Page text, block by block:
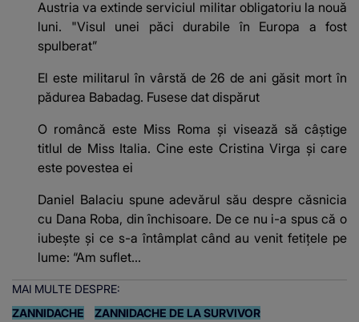
Austria va extinde serviciul militar obligatoriu la nouă
luni. "Visul unei păci durabile în Europa a fost
spulberat”
El este militarul în vârstă de 26 de ani găsit mort în
pădurea Babadag. Fusese dat dispărut
O româncă este Miss Roma și visează să câștige
titlul de Miss Italia. Cine este Cristina Virga și care
este povestea ei
Daniel Balaciu spune adevărul său despre căsnicia
cu Dana Roba, din închisoare. De ce nu i-a spus că o
iubește și ce s-a întâmplat când au venit fetițele pe
lume: “Am suflet...
MAI MULTE DESPRE:
ZANNIDACHE
ZANNIDACHE DE LA SURVIVOR